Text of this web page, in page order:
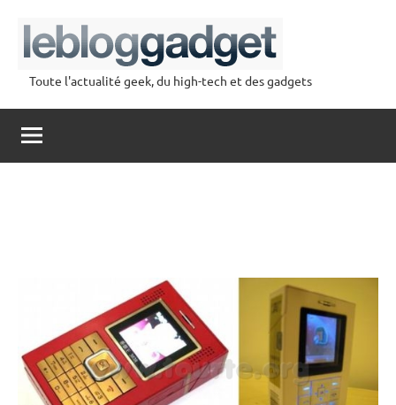
contenu
lebloggadget
Toute l'actualité geek, du high-tech et des gadgets